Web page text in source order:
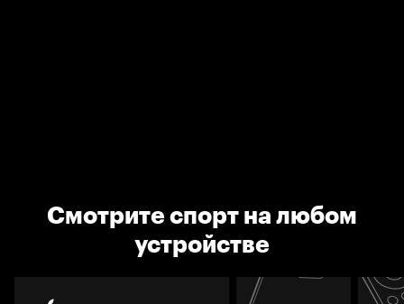
Смотрите спорт на любом
устройстве